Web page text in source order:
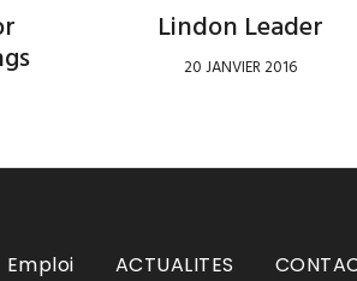
Lindon Leader
20 JANVIER 2016
Emploi ACTUALITES